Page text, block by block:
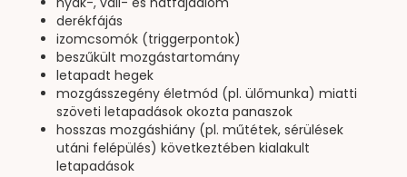
derékfájás
izomcsomók (triggerpontok)
beszűkült mozgástartomány
letapadt hegek
mozgásszegény életmód (pl. ülőmunka) miatti
szöveti letapadások okozta panaszok
hosszas mozgáshiány (pl. műtétek, sérülések
utáni felépülés) következtében kialakult
letapadások